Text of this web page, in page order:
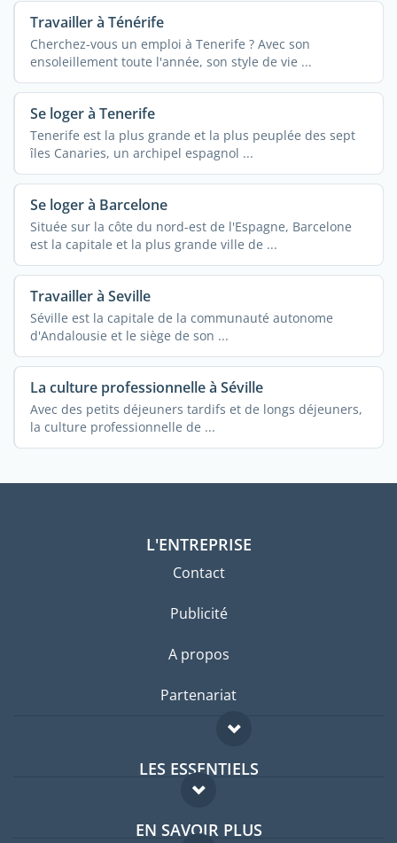
Travailler à Ténérife
Cherchez-vous un emploi à Tenerife ? Avec son
ensoleillement toute l'année, son style de vie ...
Se loger à Tenerife
Tenerife est la plus grande et la plus peuplée des sept
îles Canaries, un archipel espagnol ...
Se loger à Barcelone
Située sur la côte du nord-est de l'Espagne, Barcelone
est la capitale et la plus grande ville de ...
Travailler à Seville
Séville est la capitale de la communauté autonome
d'Andalousie et le siège de son ...
La culture professionnelle à Séville
Avec des petits déjeuners tardifs et de longs déjeuners,
la culture professionnelle de ...
L'ENTREPRISE
Contact
Publicité
A propos
Partenariat
LES ESSENTIELS
Forum expatriés
Guides pays
EN SAVOIR PLUS